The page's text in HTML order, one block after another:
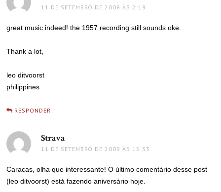
11 DE SETEMBRO DE 2008 ÀS 2:19
great music indeed! the 1957 recording still sounds oke.
Thank a lot,
leo ditvoorst
philippines
RESPONDER
Strava
11 DE SETEMBRO DE 2009 ÀS 15:33
Caracas, olha que interessante! O último comentário desse post
(leo ditvoorst) está fazendo aniversário hoje.